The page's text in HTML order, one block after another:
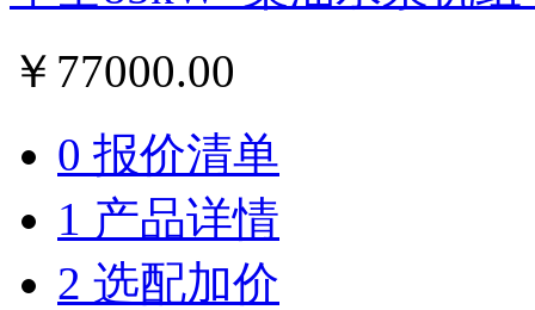
￥ 77000.00
0 报价清单
1 产品详情
2 选配加价